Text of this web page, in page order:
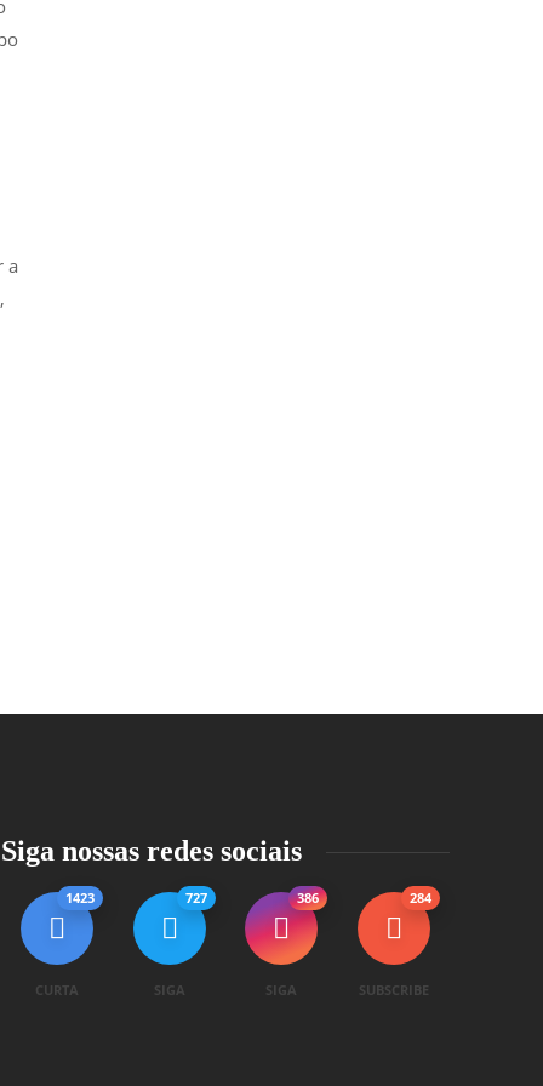
a
Siga nossas redes sociais
1423
CURTA
727
SIGA
386
SIGA
284
SUBSCRIBE